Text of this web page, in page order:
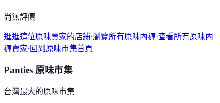
尚無評價
逛逛這位原味賣家的店鋪·瀏覽所有原味內褲·查看所有原味內
褲賣家·回到原味市集首頁
Panties 原味市集
台灣最大的原味市集